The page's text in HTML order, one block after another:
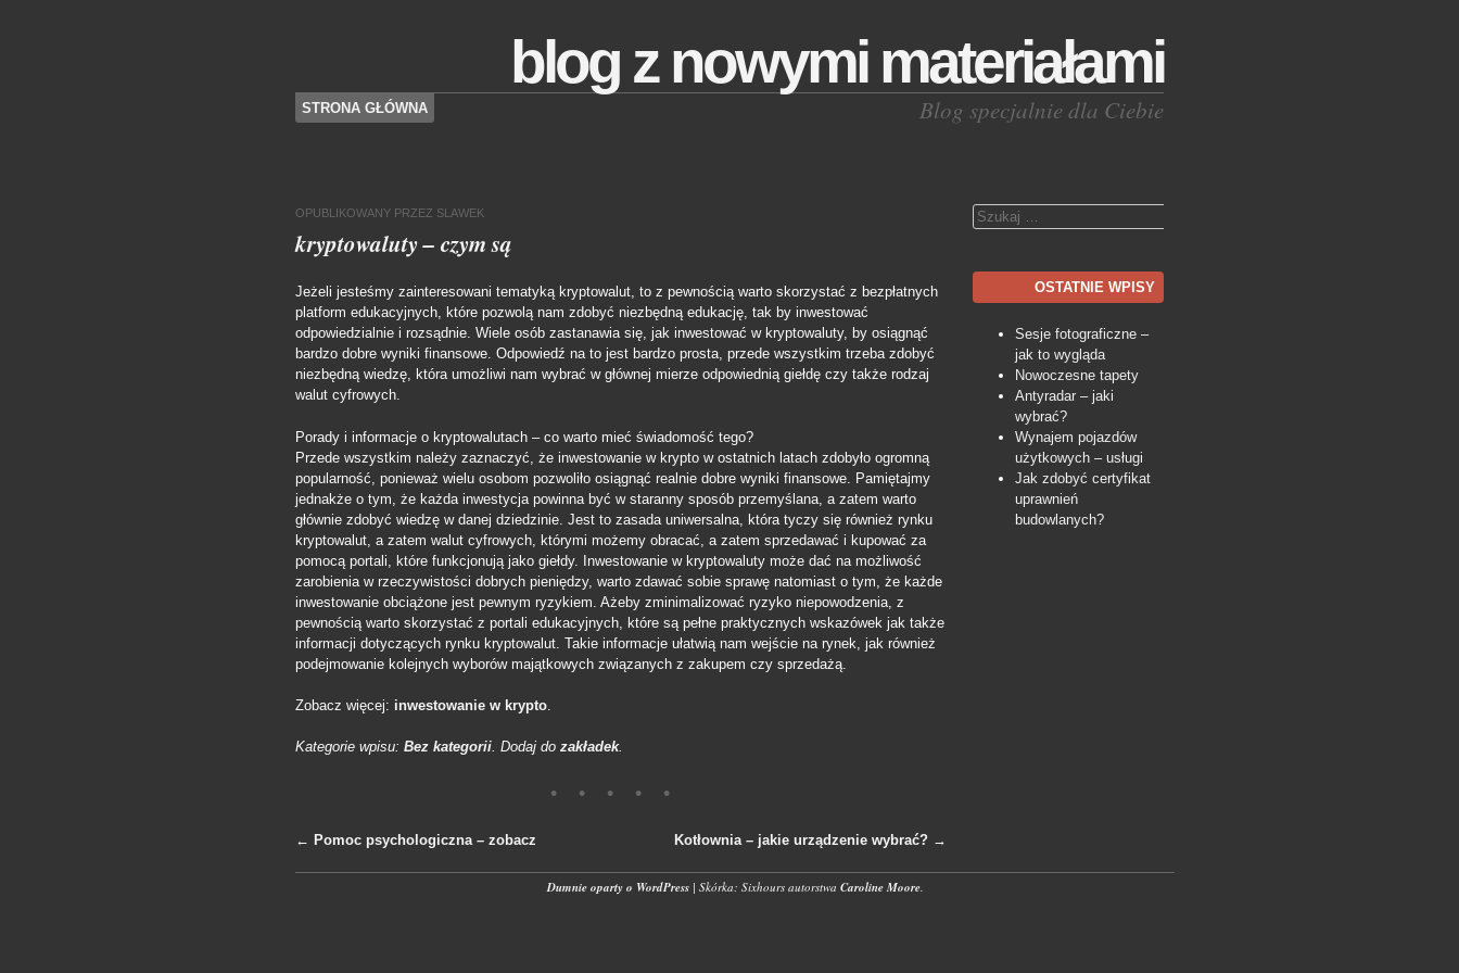
blog z nowymi materiałami
Blog specjalnie dla Ciebie
SKOCZ DO TREŚCI
STRONA GŁÓWNA
OPUBLIKOWANY PRZEZ SLAWEK
kryptowaluty – czym są
Jeżeli jesteśmy zainteresowani tematyką kryptowalut, to z pewnością warto skorzystać z bezpłatnych
platform edukacyjnych, które pozwolą nam zdobyć niezbędną edukację, tak by inwestować
odpowiedzialnie i rozsądnie. Wiele osób zastanawia się, jak inwestować w kryptowaluty, by osiągnąć
bardzo dobre wyniki finansowe. Odpowiedź na to jest bardzo prosta, przede wszystkim trzeba zdobyć
niezbędną wiedzę, która umożliwi nam wybrać w głównej mierze odpowiednią giełdę czy także rodzaj
walut cyfrowych.
Porady i informacje o kryptowalutach – co warto mieć świadomość tego?
Przede wszystkim należy zaznaczyć, że inwestowanie w krypto w ostatnich latach zdobyło ogromną
popularność, ponieważ wielu osobom pozwoliło osiągnąć realnie dobre wyniki finansowe. Pamiętajmy
jednakże o tym, że każda inwestycja powinna być w staranny sposób przemyślana, a zatem warto
głównie zdobyć wiedzę w danej dziedzinie. Jest to zasada uniwersalna, która tyczy się również rynku
kryptowalut, a zatem walut cyfrowych, którymi możemy obracać, a zatem sprzedawać i kupować za
pomocą portali, które funkcjonują jako giełdy. Inwestowanie w kryptowaluty może dać na możliwość
zarobienia w rzeczywistości dobrych pieniędzy, warto zdawać sobie sprawę natomiast o tym, że każde
inwestowanie obciążone jest pewnym ryzykiem. Ażeby zminimalizować ryzyko niepowodzenia, z
pewnością warto skorzystać z portali edukacyjnych, które są pełne praktycznych wskazówek jak także
informacji dotyczących rynku kryptowalut. Takie informacje ułatwią nam wejście na rynek, jak również
podejmowanie kolejnych wyborów majątkowych związanych z zakupem czy sprzedażą.
Zobacz więcej: inwestowanie w krypto
Kategorie wpisu: Bez kategorii. Dodaj do zakładek.
Nawigacja po wpisach
← Pomoc psychologiczna – zobacz Kotłownia – jakie urządzenie wybrać? →
Szukaj
OSTATNIE WPISY
Sesje fotograficzne –
jak to wygląda
Nowoczesne tapety
Antyradar – jaki
wybrać?
Wynajem pojazdów
użytkowych – usługi
Jak zdobyć certyfikat
uprawnień
budowlanych?
Dumnie oparty o WordPress | Skórka: Sixhours autorstwa Caroline Moore.